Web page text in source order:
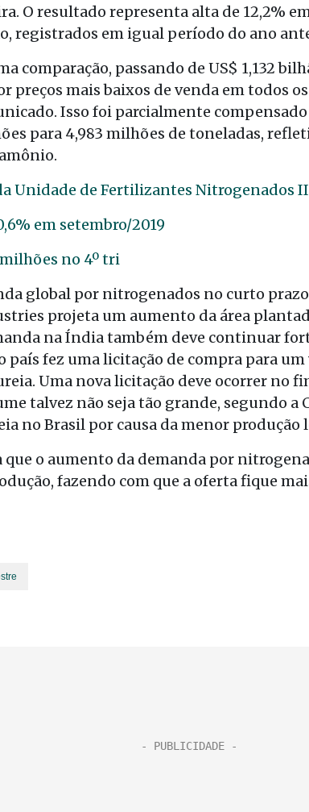
O resultado representa alta de 12,2%
registrados em igual período do ano
comparação, passando de US$ 1,132
preços mais baixos de venda em todos os
Isso foi parcialmente
para 4,983 milhões de toneladas,
Unidade de Fertilizantes Nitrogenados
em setembro/2019
no 4º tri
global por nitrogenados no curto
projeta um aumento da área
na Índia também deve continuar
país fez uma licitação de compra para
Uma nova licitação deve ocorrer no
talvez não seja tão grande, segundo a
no Brasil por causa da menor produção
que o aumento da demanda por
fazendo com que a oferta fique